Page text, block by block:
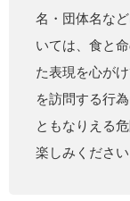
名・団体名な
いては、食と
た表現を心が
を訪問する行
ともなりえる
楽しみください